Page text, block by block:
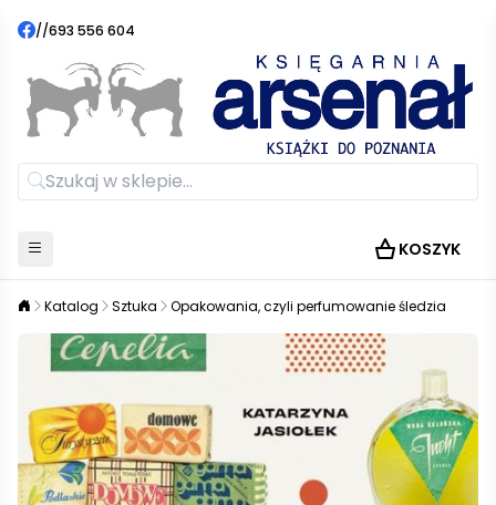
//693 556 604
KOSZYK
Katalog Sztuka Opakowania, czyli perfumowanie śledzia